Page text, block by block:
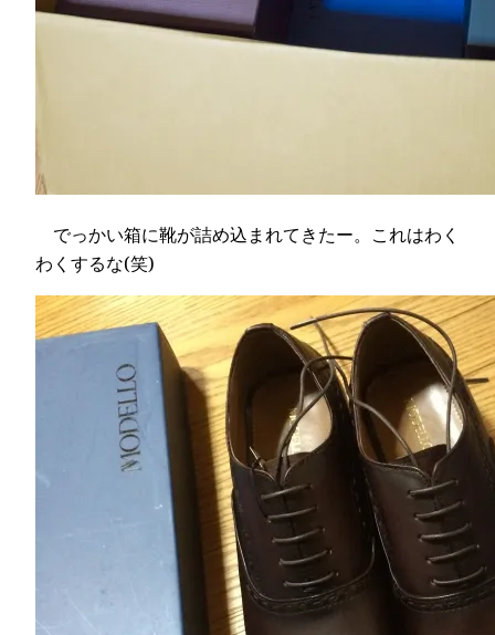
でっかい箱に靴が詰め込まれてきたー。これはわく
わくするな(笑)